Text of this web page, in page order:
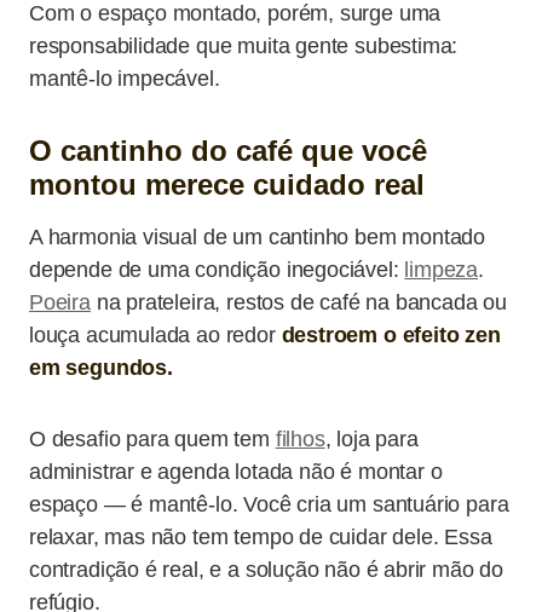
Com o espaço montado, porém, surge uma
responsabilidade que muita gente subestima:
mantê-lo impecável.
O cantinho do café que você
montou merece cuidado real
A harmonia visual de um cantinho bem montado
depende de uma condição inegociável: limpeza.
Poeirana prateleira, restos de café na bancada ou
louça acumulada ao redordestroem o efeito zen
em segundos.
O desafio para quem tem filhos, loja para
administrar e agenda lotada não é montar o
espaço — é mantê-lo. Você cria um santuário para
relaxar, mas não tem tempo de cuidar dele. Essa
contradição é real, e a solução não é abrir mão do
refúgio.